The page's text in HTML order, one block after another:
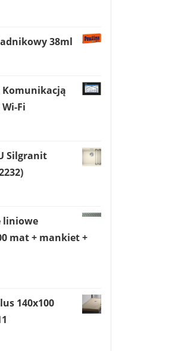
38ml
Komunikacją
Fi
Silgranit
liniowe
mat + mankiet +
140x100